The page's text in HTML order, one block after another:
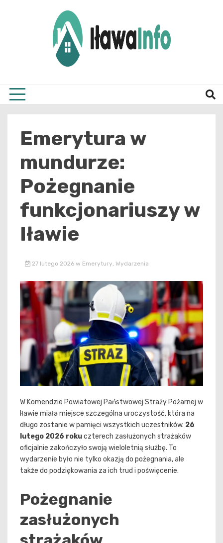
Emerytura w
mundurze:
Pożegnanie
funkcjonariuszy w
Iławie
27 lutego 2026 w Emerytury, Wydarzenia
W Komendzie Powiatowej Państwowej Straży Pożarnej w
Iławie miała miejsce szczególna uroczystość, która na
długo zostanie w pamięci wszystkich uczestników. 26
lutego 2026 rokuczterech zasłużonych strażaków
oficjalnie zakończyło swoją wieloletnią służbę. To
wydarzenie było nie tylko okazją do pożegnania, ale
także do podziękowania za ich trud i poświęcenie.
Pożegnanie
zasłużonych